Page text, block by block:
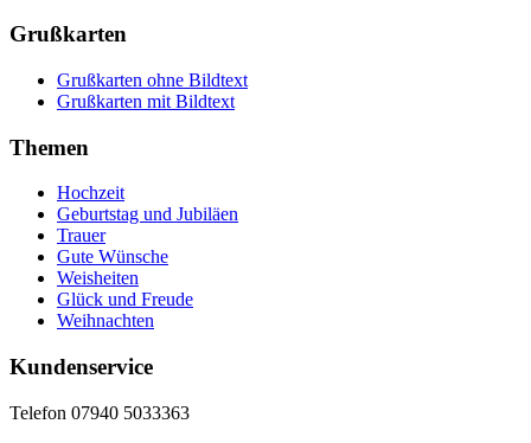
Grußkarten
Grußkarten ohne Bildtext
Grußkarten mit Bildtext
Themen
Hochzeit
Geburtstag und Jubiläen
Trauer
Gute Wünsche
Weisheiten
Glück und Freude
Weihnachten
Kundenservice
Telefon 07940 5033363